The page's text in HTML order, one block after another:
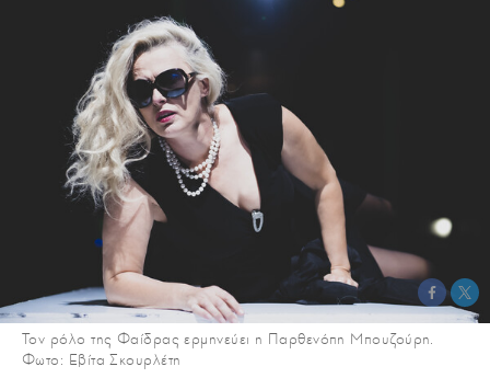
Τον ρόλο της Φαίδρας ερμηνεύει η Παρθενόπη Μπουζούρη.
Φωτο: Εβίτα Σκουρλέτη